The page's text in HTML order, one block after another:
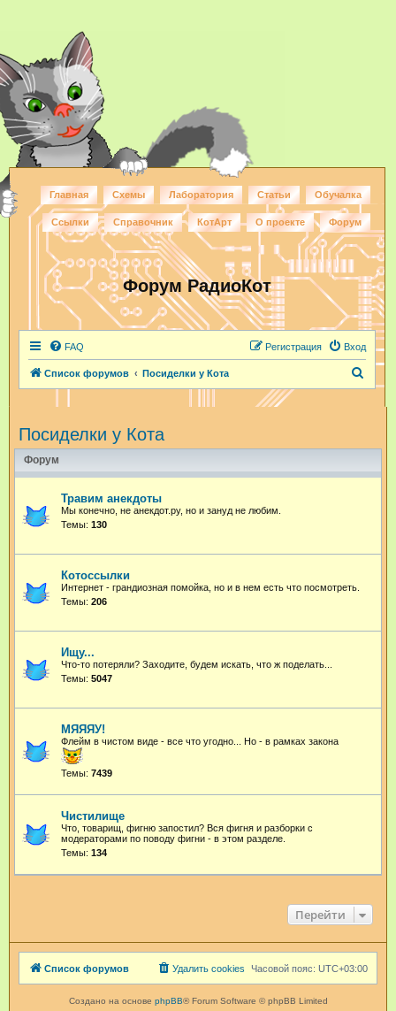
Главная Схемы Лаборатория Статьи Обучалка
Ссылки Справочник КотАрт О проекте Форум
Форум РадиоКот
FAQ Вход
Регистрация
Список форумов Посиделки у Кота
Посиделки у Кота
Форум
Травим анекдоты
Мы конечно, не анекдот.ру, но и зануд не любим.
Темы: 130
Котоссылки
Интернет - грандиозная помойка, но и в нем есть что посмотреть.
Темы: 206
Ищу...
Что-то потеряли? Заходите, будем искать, что ж поделать...
Темы: 5047
МЯЯЯУ!
Флейм в чистом виде - все что угодно... Но - в рамках закона
Темы: 7439
Чистилище
Что, товарищ, фигню запостил? Вся фигня и разборки с
модераторами по поводу фигни - в этом разделе.
Темы: 134
Перейти
Список форумов Часовой пояс: UTC+03:00
Удалить cookies
Создано на основе phpBB® Forum Software © phpBB Limited